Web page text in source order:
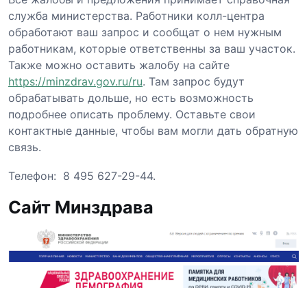
служба министерства. Работники колл-центра
обработают ваш запрос и сообщат о нем нужным
работникам, которые ответственны за ваш участок.
Также можно оставить жалобу на сайте
https://minzdrav.gov.ru/ru. Там запрос будут
обрабатывать дольше, но есть возможность
подробнее описать проблему. Оставьте свои
контактные данные, чтобы вам могли дать обратную
связь.
Телефон: 8 495 627-29-44.
Сайт Минздрава